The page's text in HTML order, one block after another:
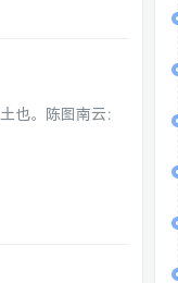
也。陈图南云：